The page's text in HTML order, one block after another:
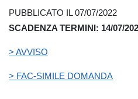
PUBBLICATO IL 07/07/2022
SCADENZA TERMINI: 14/07/
> AVVISO
> FAC-SIMILE DOMANDA